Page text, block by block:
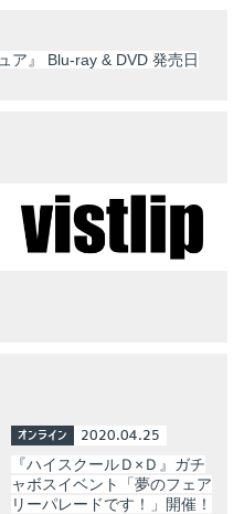
ア』 Blu-ray & DVD 発売日
オンライン 2020.04.25
『ハイスクールＤ×Ｄ』ガチ
ャボスイベント「夢のフェア
リーパレードです！」開催！